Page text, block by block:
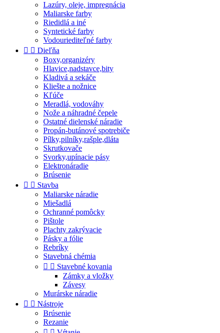
Lazúry, oleje, impregnácia
Maliarske farby
Riedidlá a iné
Syntetické farby
Vodouriediteľné farby
  Dieľňa
Boxy,organizéry
Hlavice,nadstavce,bity
Kladivá a sekáče
Kliešte a nožnice
Kľúče
Meradlá, vodováhy
Nože a náhradné čepele
Ostatné dielenské náradie
Propán-butánové spotrebiče
Pílky,pilníky,rašple,dláta
Skrutkovače
Svorky,upínacie pásy
Elektronáradie
Brúsenie
  Stavba
Maliarske náradie
Miešadlá
Ochranné pomôcky
Pištole
Plachty zakrývacie
Pásky a fólie
Rebríky
Stavebná chémia
  Stavebné kovania
Zámky a vložky
Závesy
Murárske náradie
  Nástroje
Brúsenie
Rezanie